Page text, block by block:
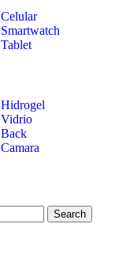
Celular
Smartwatch
Tablet
Hidrogel
Vidrio
Back
Camara
Search